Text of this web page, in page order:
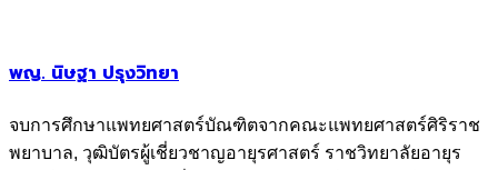
พญ. นิษฐา ปรุงวิทยา
จบการศึกษาแพทยศาสตร์บัณฑิตจากคณะแพทยศาสตร์ศิริราช
พยาบาล, วุฒิบัตรผู้เชี่ยวชาญอายุรศาสตร์ ราชวิทยาลัยอายุร